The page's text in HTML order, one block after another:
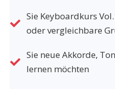
Sie Keyboardkurs
oder vergleichbare
Sie neue Akkorde,
lernen möchten